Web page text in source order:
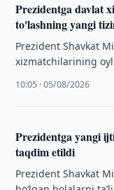
Prezidentga davlat
to'lashning yangi
Prezident Shavkat
xizmatchilarining
taqdimoti bilan …
10:05 · 05/08/2026
Prezidentga yangi
taqdim etildi
Prezident Shavkat